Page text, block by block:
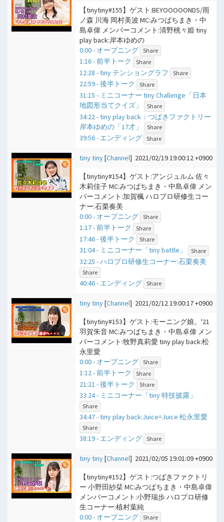
【tinytiny#155】ゲスト:BEYOOOOONDS/雨
ノ森 川海 岡村美波 MC:みつばちまき・中
島卓偉 メンバーコメント:清野桃々姫 tiny
play back:岸本ゆめの
0:00 - オープニング Share
1:16 - 前半トーク Share
12:28 - tiny テンショングラフ Share
22:59 - 後半トーク Share
31:15 - ミニコーナー tiny Challenge「日本
地図形当てクイズ」
Share
34:22 - tiny play back：つばきファクトリー
岸本ゆめの「17才」
Share
39:56 - エンディング Share
tiny tiny[Channel] 2021/02/19 19:00:12 +0900
【tinytiny#154】ゲスト:アンジュルム 佐々
木莉佳子 MC:みつばちまき・中島卓偉 メン
バーコメント:加賀楓 ハロプロ研修生コー
ナー:石栗奏美
0:00 - オープニング Share
1:17 - 前半トーク Share
17:46 - 後半トーク Share
31:04 - ミニコーナー「tiny battle」 Share
32:25 - ハロプロ研修生コーナー:石栗奏美
Share
40:46 - エンディング Share
tiny tiny[Channel] 2021/02/12 19:00:17 +0900
【tinytiny#153】ゲスト:モーニング娘。'21
羽賀朱音 MC:みつばちまき・中島卓偉 メン
バーコメント:牧野真莉愛 tiny play back:松
永里愛
0:00 - オープニング Share
1:12 - 前半トーク Share
21:21 - 後半トーク Share
33:24 - ミニコーナー「tiny 特技披露」
Share
34:47 - tiny play back:Juice=Juice 松永里愛
Share
38:19 - エンディング Share
tiny tiny[Channel] 2021/02/05 19:01:09 +0900
【tinytiny#152】ゲスト:つばきファクトリ
ー 小野田紗栞 MC:みつばちまき・中島卓偉
メンバーコメント:小野瑞歩 ハロプロ研修
生コーナー:植村葉純
0:00 - オープニング Share